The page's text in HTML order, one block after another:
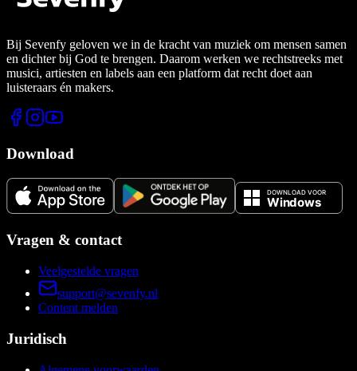
Bij Sevenfy geloven we in de kracht van muziek om mensen samen
en dichter bij God te brengen. Daarom werken we rechtstreeks met
musici, artiesten en labels aan een platform dat recht doet aan
luisteraars én makers.
Download
Vragen & contact
Veelgestelde vragen
support@sevenfy.nl
Content melden
Juridisch